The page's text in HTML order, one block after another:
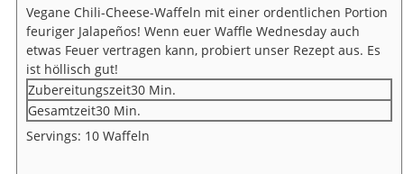
Vegane Chili-Cheese-Waffeln mit einer ordentlichen Portion
feuriger Jalapeños! Wenn euer Waffle Wednesday auch
etwas Feuer vertragen kann, probiert unser Rezept aus. Es
ist höllisch gut!
Zubereitungszeit30Minuten
Min.
Gesamtzeit30Minuten
Min.
Servings: 10 Waffeln